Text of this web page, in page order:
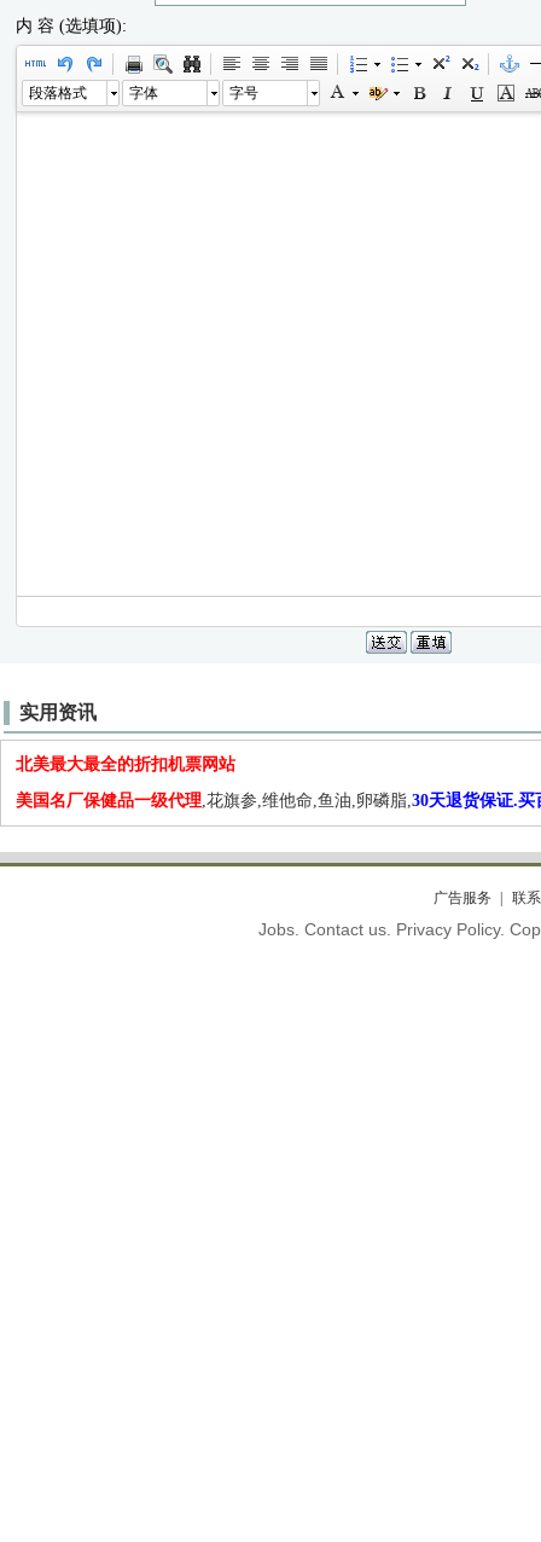
内 容 (选填项):
段落格式 字体 字号
实用资讯
北美最大最全的折扣机票网站
美国名厂保健品一级代理,花旗参,维他命,鱼油,卵磷脂,30天退货保证.买
广告服务 联
Jobs. Contact us. Privacy Policy.